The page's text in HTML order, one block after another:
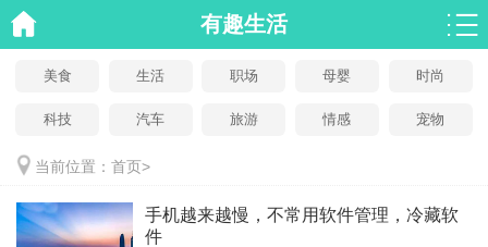
有趣生活
美食 生活 职场 母婴 时尚
科技 汽车 旅游 情感 宠物
当前位置： 首页>
手机越来越慢，不常用软件管理，冷藏软
件